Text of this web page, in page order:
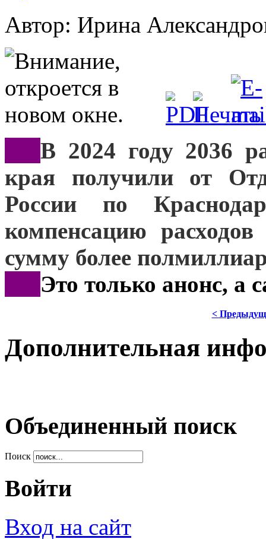
Автор: Ирина
В 2024 году 2036
края получили от
России по
компенсацию
сумму более
Это только анонс, а
<
Дополнительная
Объединенный поиск
Поиск
Войти
Вход на сайт